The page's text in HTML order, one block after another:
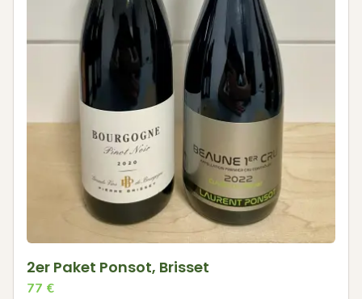
2er Paket Ponsot, Brisset
77 €